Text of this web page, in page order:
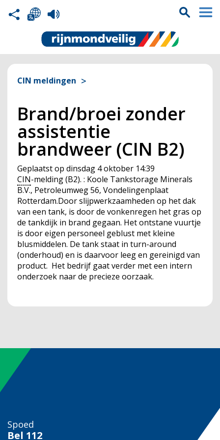
CIN meldingen
Brand/broei zonder
assistentie
brandweer (CIN B2)
Geplaatst op dinsdag 4 oktober 14:39
CIN-melding (B2). : Koole Tankstorage Minerals
B.V., Petroleumweg 56, Vondelingenplaat
Rotterdam.Door slijpwerkzaamheden op het dak
van een tank, is door de vonkenregen het gras op
de tankdijk in brand gegaan. Het ontstane vuurtje
is door eigen personeel geblust met kleine
blusmiddelen. De tank staat in turn-around
(onderhoud) en is daarvoor leeg en gereinigd van
product. Het bedrijf gaat verder met een intern
onderzoek naar de precieze oorzaak.
Spoed
Bel 112